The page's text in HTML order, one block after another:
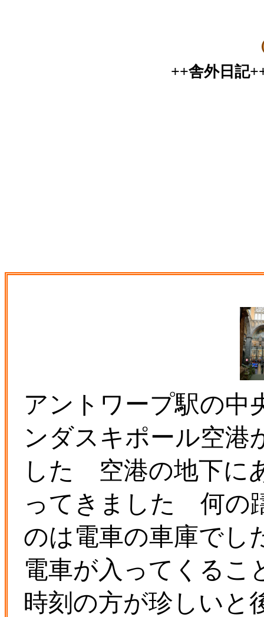
++舎外日記
アントワープ駅の
ンダスキポール空港
した 空港の地下に
ってきました 何の
のは電車の車庫で
電車が入ってくるこ
時刻の方が珍しい